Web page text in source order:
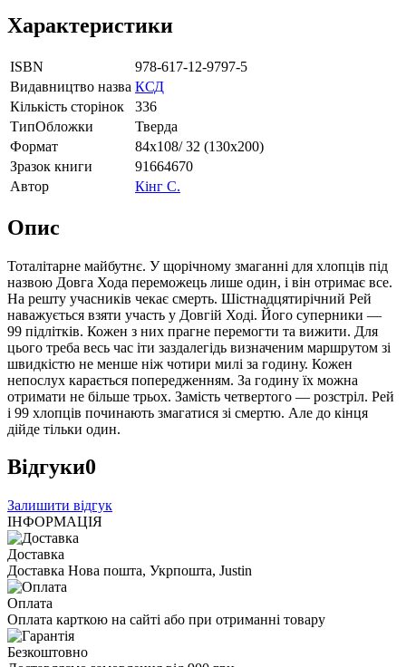
Характеристики
ISBN
978-617-12-9797-5
Видавництво назва КСД
Кількість сторінок
336
ТипОбложки
Тверда
Формат
84х108/ 32 (130х200)
Зразок книги
91664670
Автор
Кінг С.
Опис
Тоталітарне майбутнє. У щорічному змаганні для хлопців під
назвою Довга Хода переможець лише один, і він отримає все.
На решту учасників чекає смерть. Шістнадцятирічний Рей
наважується взяти участь у Довгій Ході. Його суперники —
99 підлітків. Кожен з них прагне перемогти та вижити. Для
цього треба весь час іти заздалегідь визначеним маршрутом зі
швидкістю не менше ніж чотири милі за годину. Кожен
непослух карається попередженням. За годину їх можна
отримати не більше трьох. Замість четвертого — розстріл. Рей
і 99 хлопців починають змагатися зі смертю. Але до кінця
дійде тільки один.
Відгуки0
Залишити відгук
ІНФОРМАЦІЯ
Доставка
Доставка Нова пошта, Укрпошта, Justin
Оплата
Оплата карткою на сайті або при отриманні товару
Безкоштовно